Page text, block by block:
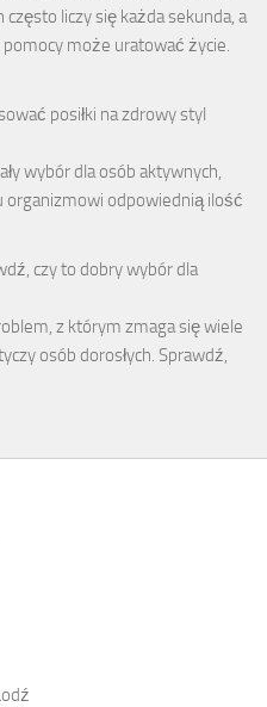
liczy się każda sekunda, a
może uratować życie.
posiłki na zdrowy styl
wybór dla osób aktywnych,
odpowiednią ilość
czy to dobry wybór dla
z którym zmaga się wiele
osób dorosłych. Sprawdź,